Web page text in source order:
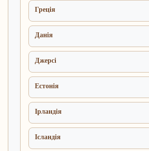
Греція
Данія
Джерсі
Естонія
Ірландія
Ісландія